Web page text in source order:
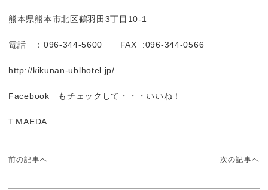
熊本県熊本市北区鶴羽田3丁目10-1
電話 ：096-344-5600 FAX :096-344-0566
http://kikunan-ublhotel.jp/
Facebook もチェックして・・・いいね！
T.MAEDA
前の記事へ 次の記事へ